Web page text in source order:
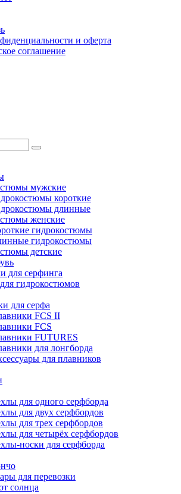
и оферта
соглашение
мужские
короткие
длинные
женские
гидрокостюмы
гидрокостюмы
детские
для серфинга
гидрокостюмов
для серфа
FCS II
FCS
FUTURES
для лонгборда
для плавников
для одного серфборда
для двух серфбордов
для трех серфбордов
для четырёх серфбордов
носки для серфборда
для перевозки
солнца